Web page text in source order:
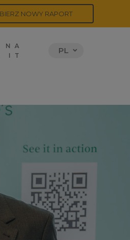
NA
IT
PL
NOWY RAPORT